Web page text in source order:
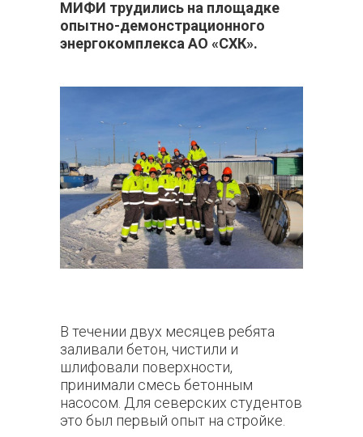
МИФИ трудились на площадке
опытно-демонстрационного
энергокомплекса АО «СХК».
В течении двух месяцев ребята
заливали бетон, чистили и
шлифовали поверхности,
принимали смесь бетонным
насосом. Для северских студентов
это был первый опыт на стройке.